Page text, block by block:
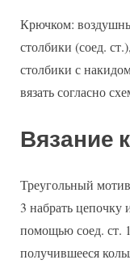
Крючком:
столбики (соед.
столбики с
вязать согласно
Вязание
Треугольный
3 набрать цепочку
помощью соед. ст.
получившееся